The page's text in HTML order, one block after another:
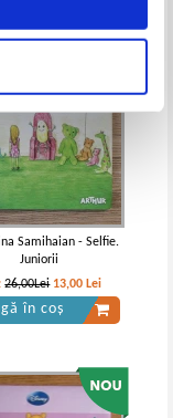
Samihaian - Selfie.
Juniorii
26,00Lei 13,00 Lei
în coș